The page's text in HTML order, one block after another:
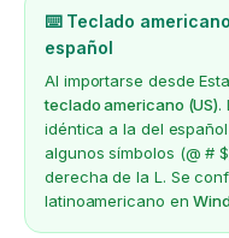
⌨️ Teclado
español
Al importarse desde
teclado americano (US).
idéntica a la del
algunos símbolos (@ #
derecha de la L. Se
latinoamericano en